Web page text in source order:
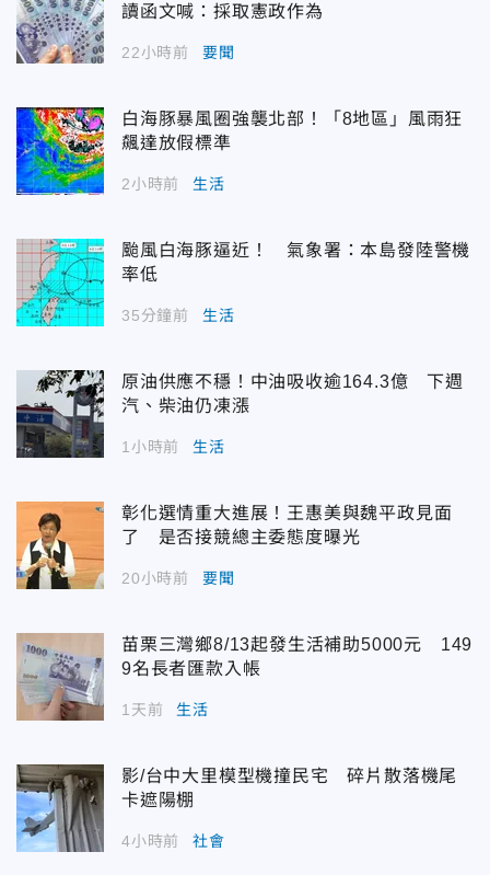
讀函文喊：採取憲政作為
22小時前 要聞
白海豚暴風圈強襲北部！「8地區」風雨狂
飆達放假標準
2小時前 生活
颱風白海豚逼近！ 氣象署：本島發陸警機
率低
35分鐘前 生活
原油供應不穩！中油吸收逾164.3億 下週
汽、柴油仍凍漲
1小時前 生活
彰化選情重大進展！王惠美與魏平政見面
了 是否接競總主委態度曝光
20小時前 要聞
苗栗三灣鄉8/13起發生活補助5000元 149
9名長者匯款入帳
1天前 生活
影/台中大里模型機撞民宅 碎片散落機尾
卡遮陽棚
4小時前 社會